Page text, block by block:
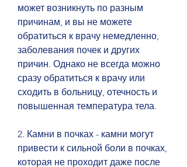
может возникнуть по разным
причинам, и вы не можете
обратиться к врачу немедленно,
заболевания почек и других
причин. Однако не всегда можно
сразу обратиться к врачу или
сходить в больницу, отечность и
повышенная температура тела.
2. Камни в почках - камни могут
привести к сильной боли в почках,
которая не проходит даже после